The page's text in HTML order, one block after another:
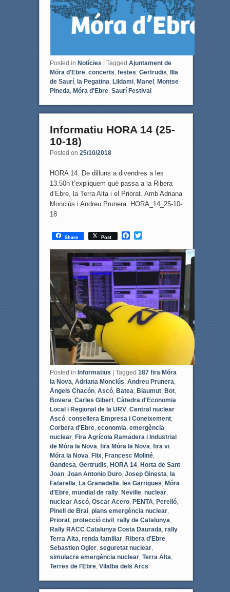
Posted in Notícies Tagged Ajuntament de
Móra d'Ebre, concerts, festes, Gertrudis,
Illa
de Saurí, la Pegatina, Lildami, Manel , Montse
Pineda, Móra d'Ebre, Saurí Festival
Informatiu HORA 14 (25-
10-18)
Posted on 25/10/2018
HORA 14. De dilluns a divendres a les
13.50h t’expliquem què passa a la Ribera
d’Ebre, la Terra Alta i el Priorat. Amb Adriana
Monclús i Andreu Prunera. HORA_14_25-10-
18
Share Post
F
c
e
b
o
k
T
i
t
t
r
Posted in Informatius | Tagged 187 fira Móra
la Nova Adriana Monclús Andreu Prunera
Àngels Chacón, Ascó, Batea Blaumut, Bot,
Bovera Carles Gibert, Càtedra d'Economia
Local i Regional de la URV, Central nuclear
Ascó, consellera Empresa i Coneixement,
Corbera d'Ebre, economia emergència
nuclear, Fira Agrícola Ramadera i Industrial
de Móra la Nova fira Móra la Nova fira vi
Móra la Nova Flix, Francesc Moliné,
Gandesa Gertrudis HORA 14, Horta de Sant
Joan, Joan Antonio Duro, Josep Ginesta la
Fatarella La Granadella les Garrigues Móra
d'Ebre, mundial de rally, Neville, nuclear,
nuclear Ascó, Oscar Acero, PENTA Perelló,
Pinell de Brai, plans emergència nuclear,
Priorat, protecció civil, rally de Catalunya
Rally RACC Catalunya Costa Daurada rally
Terra Alta renda familiar, Ribera d'Ebre,
Sebastien Ogier, seguretat nuclear,
simulacre emergència nuclear, Terra Alta
Terres de l'Ebre, Vilalba dels Arcs